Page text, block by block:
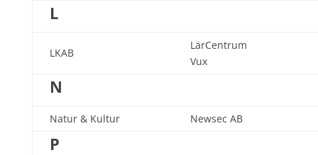
L
LKAB
LärCentrum
Vux
N
Natur & Kultur Newsec AB
P